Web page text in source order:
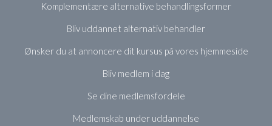
Komplementære alternative behandlingsformer
Bliv uddannet alternativ behandler
Ønsker du at annoncere dit kursus på vores hjemmeside
Bliv medlem i dag
Se dine medlemsfordele
Medlemskab under uddannelse